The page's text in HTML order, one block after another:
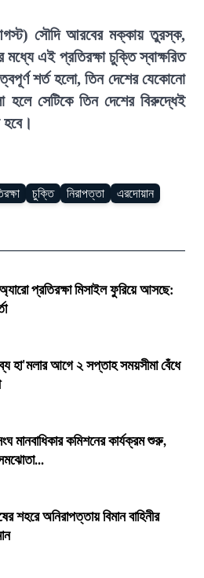
সৌদি আরবের মক্কায় তুরস্ক,
এই প্রতিরক্ষা চুক্তি স্বাক্ষরিত
শর্ত হলো, তিন দেশের যেকোনো
হলে সেটিকে তিন দেশের বিরুদ্ধেই
হবে।
চুক্তি নিরাপত্তা এরদোয়ান
প্রতিরক্ষা মিসাইল ফুরিয়ে আসছে:
হা'মলার আগে ২ সপ্তাহ সময়সীমা বেঁধে
মানবাধিকার কমিশনের কার্যক্রম শুরু,
শহরে অনিরাপত্তায় বিমান বাহিনীর